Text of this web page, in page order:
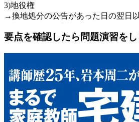
3)地役権
→換地処分の公告があった日の翌日
要点を確認したら問題演習をし